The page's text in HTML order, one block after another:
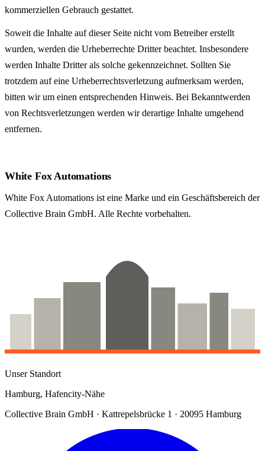
kommerziellen Gebrauch gestattet.
Soweit die Inhalte auf dieser Seite nicht vom Betreiber erstellt
wurden, werden die Urheberrechte Dritter beachtet. Insbesondere
werden Inhalte Dritter als solche gekennzeichnet. Sollten Sie
trotzdem auf eine Urheberrechts­verletzung aufmerksam werden,
bitten wir um einen entsprechenden Hinweis. Bei Bekanntwerden
von Rechts­verletzungen werden wir derartige Inhalte umgehend
entfernen.
White Fox Automations
White Fox Automations ist eine Marke und ein Geschäfts­bereich der
Collective Brain GmbH. Alle Rechte vorbehalten.
Unser Standort
Hamburg, Hafencity-Nähe
Collective Brain GmbH · Kattrepelsbrücke 1 · 20095 Hamburg